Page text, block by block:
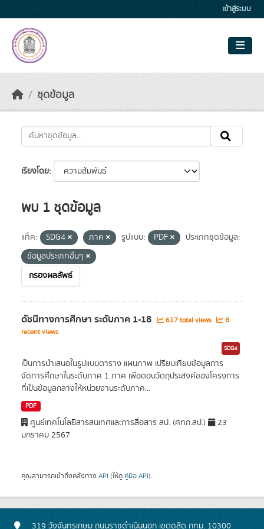
เข้าสู่ระบบ
ชุดข้อมูล
เรียงโดย
พบ 1 ชุดข้อมูล
แท็ค: SDG4 ภาค รูปแบบ: PDF
ประเภทชุดข้อมูล:
ข้อมูลประเภทอื่นๆ
กรองผลลัพธ์
ดัชนีทางการศึกษา ระดับภาค 1-18 617 total views
8
recent views
SDG4
เป็นการนำเสนอในรูปแบบตาราง แผนภาพ เปรียบเทียบข้อมูลการ
จัดการศึกษาในระดับภาค 1 ภาค เพื่อตอบวัตถุประสงค์ของโครงการ
ที่เป็นข้อมูลกลางให้หน่วยงานระดับภาค...
PDF
ศูนย์เทคโนโลยีสารสนเทศและการสื่อสาร สป. (ศทก.สป.)
23
มกราคม 2567
คุณสามารถเข้าถึงคลังทาง API (ให้ดู คู่มือ API).
319 วังจันทรเกษม ถนนราชดำเนินนอก เขตดุสิต กทม. 10300